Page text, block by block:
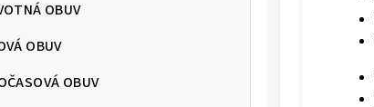
OBUV
OBUV
OBUV